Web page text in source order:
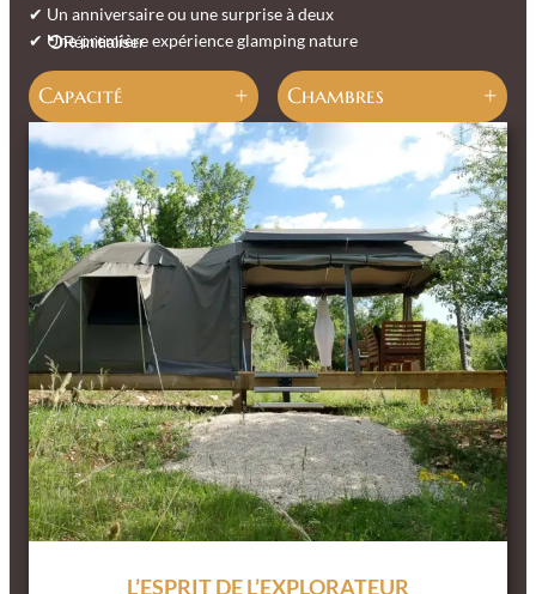
Réinitialiser
Capacité Chambres
L’ESPRIT DE L’EXPLORATEUR
u
x
o
t
e
e
e
✔ Un anniversaire ou une surprise à deux
✔ Une première expérience glamping nature